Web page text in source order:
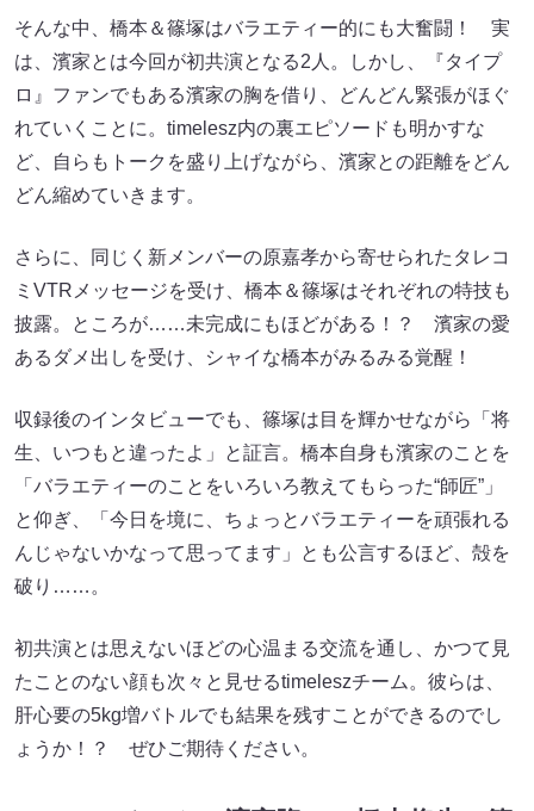
そんな中、橋本＆篠塚はバラエティー的にも大奮闘！ 実
は、濱家とは今回が初共演となる2人。しかし、『タイプ
ロ』ファンでもある濱家の胸を借り、どんどん緊張がほぐ
れていくことに。timelesz内の裏エピソードも明かすな
ど、自らもトークを盛り上げながら、濱家との距離をどん
どん縮めていきます。
さらに、同じく新メンバーの原嘉孝から寄せられたタレコ
ミVTRメッセージを受け、橋本＆篠塚はそれぞれの特技も
披露。ところが……未完成にもほどがある！？ 濱家の愛
あるダメ出しを受け、シャイな橋本がみるみる覚醒！
収録後のインタビューでも、篠塚は目を輝かせながら「将
生、いつもと違ったよ」と証言。橋本自身も濱家のことを
「バラエティーのことをいろいろ教えてもらった“師匠”」
と仰ぎ、「今日を境に、ちょっとバラエティーを頑張れる
んじゃないかなって思ってます」とも公言するほど、殻を
破り……。
初共演とは思えないほどの心温まる交流を通し、かつて見
たことのない顔も次々と見せるtimeleszチーム。彼らは、
肝心要の5kg増バトルでも結果を残すことができるのでし
ょうか！？ ぜひご期待ください。